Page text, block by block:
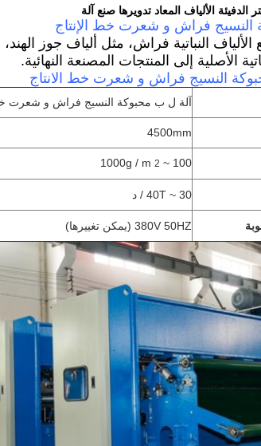
النسيج فراش و شعرت خط الإنتاج
النباتية فراش، مثل ألياف جوز
الأصلية إلى المنتجات المصنعة النهائية.
النسيج فراش و شعرت خط الانتاج
آلة ل ب محبوكة النسيج فراش و شعرت خط
4500mm
100 ~ 1000g / m
2
30 ~ 40T / د
380V 50HZ (يمكن تغييرها)